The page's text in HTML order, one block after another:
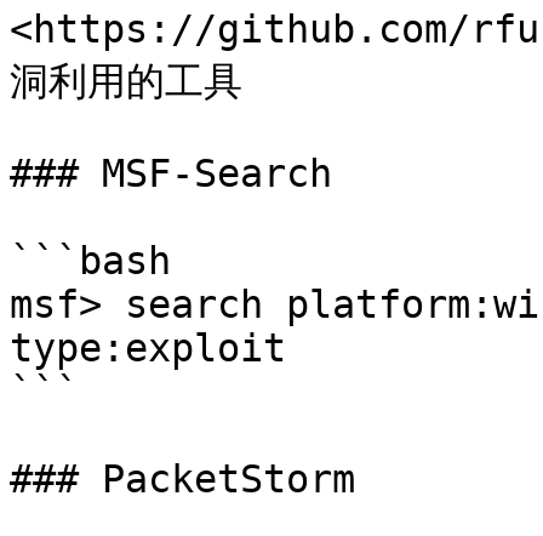
<https://github.com/
洞利用的工具
### MSF-Search
```bash
msf> search
type:exploit
```
### PacketStorm